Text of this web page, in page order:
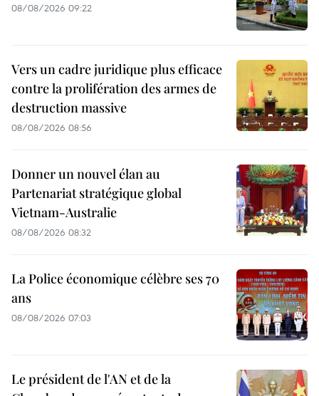
08/08/2026 09:22
Vers un cadre juridique plus efficace
contre la prolifération des armes de
destruction massive
08/08/2026 08:56
Donner un nouvel élan au
Partenariat stratégique global
Vietnam-Australie
08/08/2026 08:32
La Police économique célèbre ses 70
ans
08/08/2026 07:03
Le président de l'AN et de la